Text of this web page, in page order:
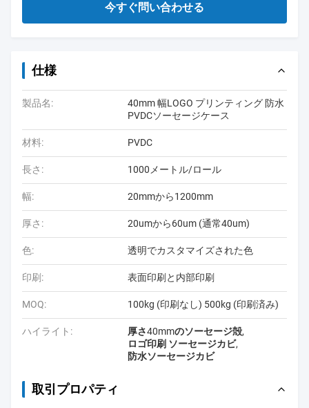
今すぐ問い合わせる
仕様
製品名:
40mm 幅LOGO プリンティング 防水
PVDCソーセージケース
材料: PVDC
長さ: 1000メートル/ロール
幅: 20mmから1200mm
厚さ: 20umから60um (通常40um)
色: 透明でカスタマイズされた色
印刷: 表面印刷と内部印刷
MOQ: 100kg (印刷なし) 500kg (印刷済み)
ハイライト: 厚さ40mmのソーセージ殻,
ロゴ印刷 ソーセージカビ,
防水ソーセージカビ
取引プロパティ